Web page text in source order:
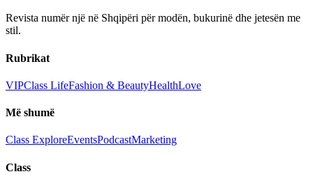
Revista numër një në Shqipëri për modën, bukurinë dhe jetesën me
stil.
Rubrikat
VIPClass LifeFashion & BeautyHealthLove
Më shumë
Class ExploreEventsPodcastMarketing
Class